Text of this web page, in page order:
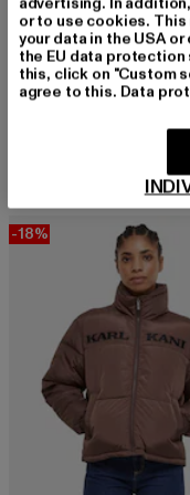
KARL KANI
Derzeitiger Preis:
-18%
or to use cookies.
your data in the USA
the EU data
this, click on "Custom
agree to this. Data